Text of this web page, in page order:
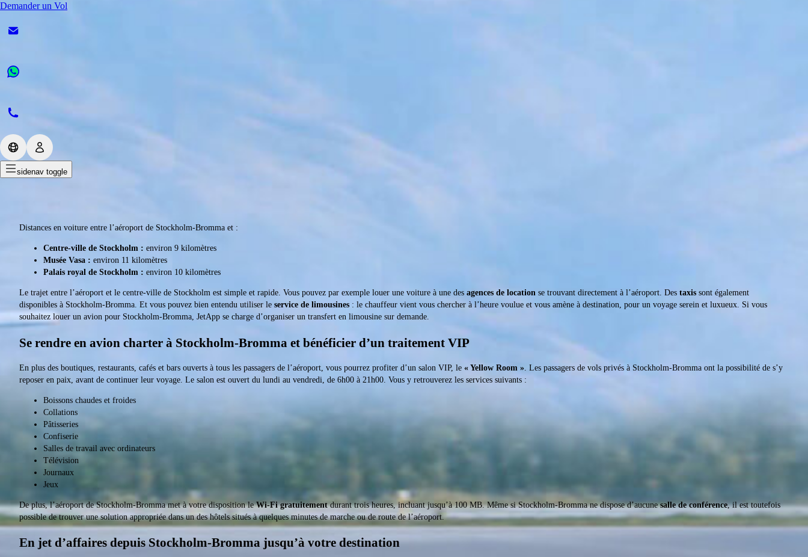
Demander un Vol
sidenav toggle
Distances en voiture entre l’aéroport de Stockholm-Bromma et :
Centre-ville de Stockholm : environ 9 kilomètres
Musée Vasa : environ 11 kilomètres
Palais royal de Stockholm : environ 10 kilomètres
Le trajet entre l’aéroport et le centre-ville de Stockholm est simple et rapide. Vous pouvez par exemple louer une voiture à une des agences de location se trouvant directement à l’aéroport. Des taxis sont également
disponibles à Stockholm-Bromma. Et vous pouvez bien entendu utiliser le service de limousines : le chauffeur vient vous chercher à l’heure voulue et vous amène à destination, pour un voyage serein et luxueux. Si vous
souhaitez louer un avion pour Stockholm-Bromma, JetApp se charge d’organiser un transfert en limousine sur demande.
Se rendre en avion charter à Stockholm-Bromma et bénéficier d’un traitement VIP
En plus des boutiques, restaurants, cafés et bars ouverts à tous les passagers de l’aéroport, vous pourrez profiter d’un salon VIP, le « Yellow Room ». Les passagers de vols privés à Stockholm-Bromma ont la possibilité de s’y
reposer en paix, avant de continuer leur voyage. Le salon est ouvert du lundi au vendredi, de 6h00 à 21h00. Vous y retrouverez les services suivants :
Boissons chaudes et froides
Collations
Pâtisseries
Confiserie
Salles de travail avec ordinateurs
Télévision
Journaux
Jeux
De plus, l’aéroport de Stockholm-Bromma met à votre disposition leWi-Fi gratuitementdurant trois heures, incluant jusqu’à 100 MB. Même si Stockholm-Bromma ne dispose d’aucunesalle de conférence, il est toutefois
possible de trouver une solution appropriée dans un des hôtels situés à quelques minutes de marche ou de route de l’aéroport.
En jet d’affaires depuis Stockholm-Bromma jusqu’à votre destination